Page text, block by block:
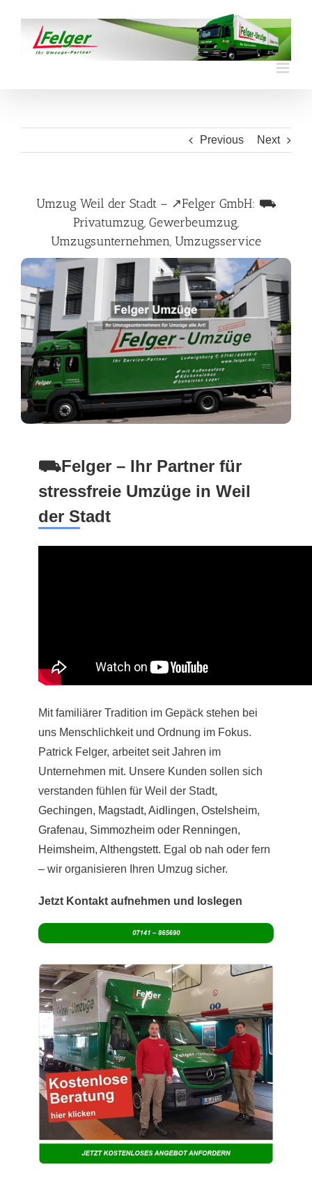
content
Previous Next
Umzug Weil der Stadt – ↗️Felger GmbH: ⛟
Privatumzug, Gewerbeumzug,
Umzugsunternehmen, Umzugsservice
⛟Felger – Ihr Partner für
stressfreie Umzüge in Weil
der Stadt
Mit familiärer Tradition im Gepäck stehen bei
uns Menschlichkeit und Ordnung im Fokus.
Patrick Felger, arbeitet seit Jahren im
Unternehmen mit. Unsere Kunden sollen sich
verstanden fühlen für Weil der Stadt,
Gechingen, Magstadt, Aidlingen, Ostelsheim,
Grafenau, Simmozheim oder Renningen,
Heimsheim, Althengstett. Egal ob nah oder fern
– wir organisieren Ihren Umzug sicher.
Jetzt Kontakt aufnehmen und loslegen